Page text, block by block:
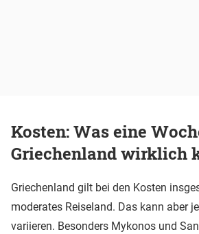
Kosten: Was eine
Griechenland wirklich
Griechenland gilt bei den Kosten
moderates Reiseland. Das kann aber
variieren. Besonders Mykonos und